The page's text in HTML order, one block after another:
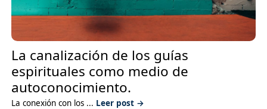
La canalización de los guías
espirituales como medio de
autoconocimiento.
La conexión con los ... Leer post →